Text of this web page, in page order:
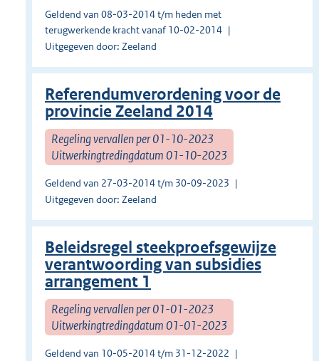
Geldend van 08-03-2014 t/m heden met
terugwerkende kracht vanaf 10-02-2014
Uitgegeven door: Zeeland
Referendumverordening voor de
provincie Zeeland 2014
Regeling vervallen per 01-10-2023
Uitwerkingtredingdatum 01-10-2023
Geldend van 27-03-2014 t/m 30-09-2023
Uitgegeven door: Zeeland
Beleidsregel steekproefsgewijze
verantwoording van subsidies
arrangement 1
Regeling vervallen per 01-01-2023
Uitwerkingtredingdatum 01-01-2023
Geldend van 10-05-2014 t/m 31-12-2022